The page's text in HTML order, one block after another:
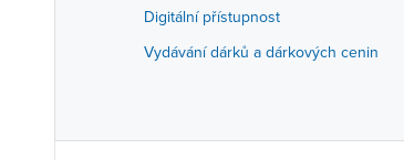
Digitální přístupnost
Vydávání dárků a dárkových cenin